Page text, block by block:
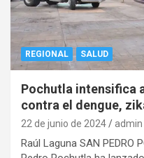
REGIONAL SALUD
Pochutla intensifica
contra el dengue,
22 de junio de 2024 admin
Raúl Laguna SAN PEDRO